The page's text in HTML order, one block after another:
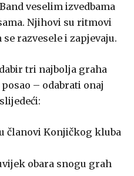
veselim izvedbama
Njihovi su ritmovi
razvesele i zapjevaju.
tri najbolja graha
– odabrati onaj
članovi Konjičkog kluba
obara snogu grah